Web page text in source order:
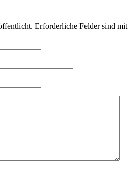
Erforderliche Felder sind mit